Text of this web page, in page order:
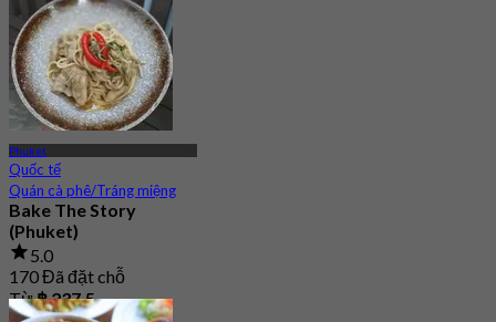
Phuket
Quốc tế
Quán cà phê/Tráng miệng
Bake The Story
(Phuket)
5.0
170 Đã đặt chỗ
Từ฿ 237.5